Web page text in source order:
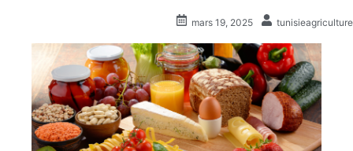
mars 19, 2025 tunisieagriculture